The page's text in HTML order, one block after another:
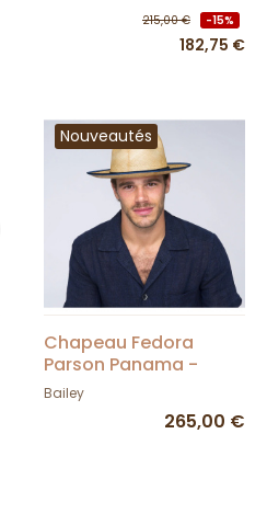
215,00 € -15%
182,75 €
Nouveautés
Chapeau Fedora
Parson Panama -
Bailey
Bailey
265,00 €